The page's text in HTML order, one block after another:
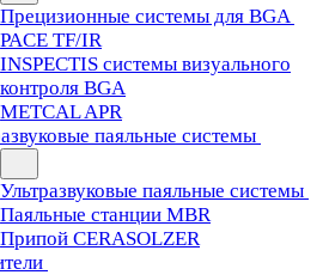
Прецизионные системы для BGA
PACE TF/IR
INSPECTIS системы визуального
контроля BGA
METCAL APR
паяльные системы
Ультразвуковые паяльные системы
Паяльные станции MBR
Припой CERASOLZER